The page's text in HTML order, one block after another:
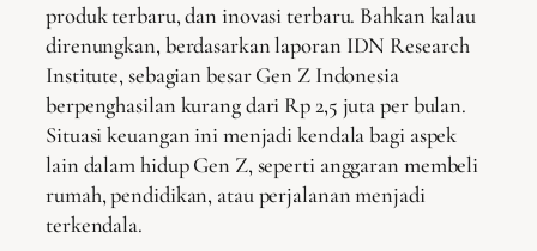
produk terbaru, dan inovasi terbaru. Bahkan kalau
direnungkan, berdasarkan laporan IDN Research
Institute, sebagian besar Gen Z Indonesia
berpenghasilan kurang dari Rp 2,5 juta per bulan.
Situasi keuangan ini menjadi kendala bagi aspek
lain dalam hidup Gen Z, seperti anggaran membeli
rumah, pendidikan, atau perjalanan menjadi
terkendala.